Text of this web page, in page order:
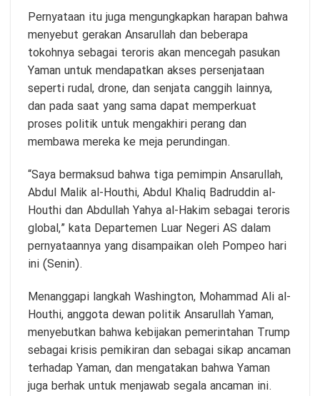
Pernyataan itu juga mengungkapkan harapan bahwa
menyebut gerakan Ansarullah dan beberapa
tokohnya sebagai teroris akan mencegah pasukan
Yaman untuk mendapatkan akses persenjataan
seperti rudal, drone, dan senjata canggih lainnya,
dan pada saat yang sama dapat memperkuat
proses politik untuk mengakhiri perang dan
membawa mereka ke meja perundingan.
“Saya bermaksud bahwa tiga pemimpin Ansarullah,
Abdul Malik al-Houthi, Abdul Khaliq Badruddin al-
Houthi dan Abdullah Yahya al-Hakim sebagai teroris
global,” kata Departemen Luar Negeri AS dalam
pernyataannya yang disampaikan oleh Pompeo hari
ini (Senin).
Menanggapi langkah Washington, Mohammad Ali al-
Houthi, anggota dewan politik Ansarullah Yaman,
menyebutkan bahwa kebijakan pemerintahan Trump
sebagai krisis pemikiran dan sebagai sikap ancaman
terhadap Yaman, dan mengatakan bahwa Yaman
juga berhak untuk menjawab segala ancaman ini.